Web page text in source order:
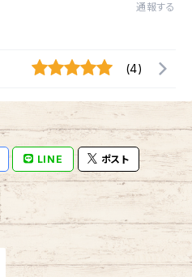
通報する
(4)
LINE ポスト